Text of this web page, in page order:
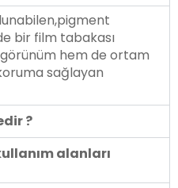
bir film tabakası
hem de ortam
sağlayan
?
alanları